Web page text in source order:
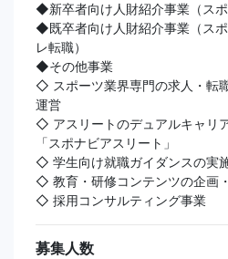
◆新卒者向け人財紹介事業（スポ
◆既卒者向け人財紹介事業（ス
レ転職）
◆その他事業
◇ スポーツ業界専門の求人・転
運営
◇ アスリートのデュアルキャリ
「スポナビアスリート」
◇ 学生向け就職ガイダンスの実
◇ 教育・研修コンテンツの企画
◇ 採用コンサルティング事業
募集人数